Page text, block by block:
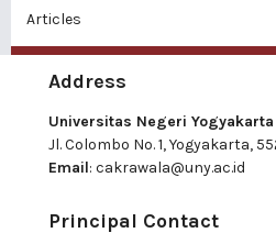
Articles
Address
Universitas Negeri Yogyakarta
Jl. Colombo No. 1, Yogyakarta,
Email: cakrawala@uny.ac.id
Principal Contact